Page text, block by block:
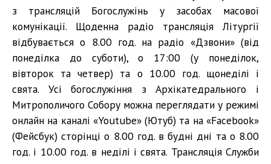
з трансляцій Богослужінь у засобах масової
комунікації. Щоденна радіо трансляція Літургії
відбувається о 8.00 год. на радіо «Дзвони» (від
понеділка до суботи), о 17:00 (у понеділок,
вівторок та четвер) та о 10.00 год. щонеділі і
свята. Усі богослужіння з Архікатедрального і
Митрополичого Собору можна переглядати у режимі
онлайн на каналі «Youtube» (Ютуб) та на «Facebook»
(Фейсбук) сторінці о 8.00 год. в будні дні та о 8.00
год. і 10.00 год. в неділі і свята. Трансляція Служби